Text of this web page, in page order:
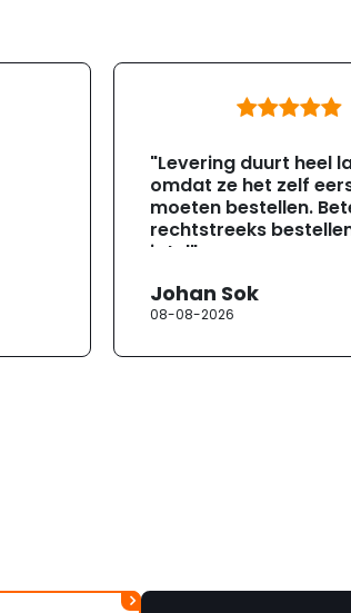
"Levering duurt heel
omdat ze het zelf
moeten bestellen.
rechtstreeks
jotul"
Johan Sok
08-08-2026